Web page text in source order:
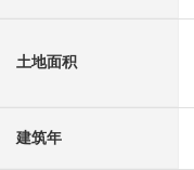
土地面积
建筑年